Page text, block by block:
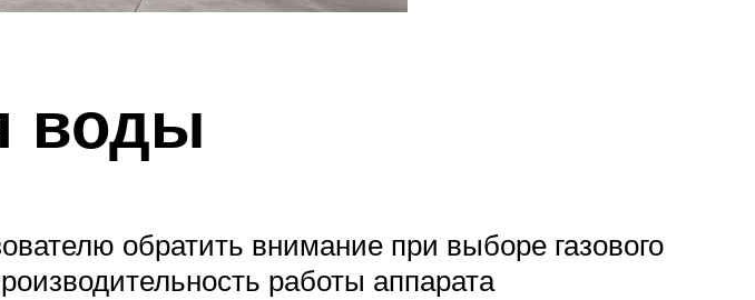
воды
обратить внимание при выборе газового
работы аппарата